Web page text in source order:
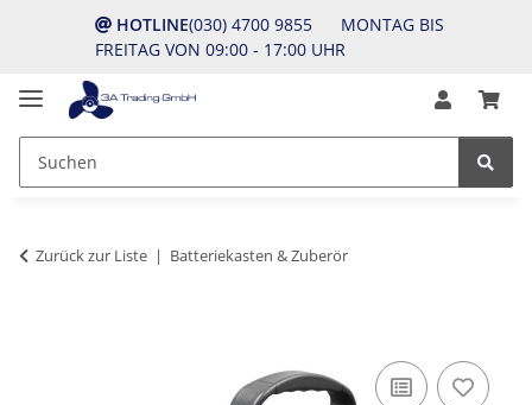
HOTLINE(030) 4700 9855 MONTAG BIS
FREITAG VON 09:00 - 17:00 UHR
Zurück zur Liste Batteriekasten & Zuberör